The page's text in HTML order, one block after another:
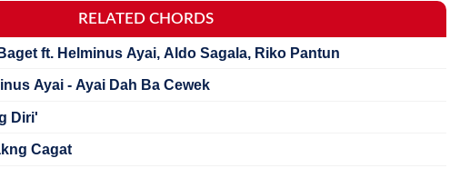
RELATED CHORDS
ft. Helminus Ayai, Aldo Sagala, Riko Pantun
Ayai - Ayai Dah Ba Cewek
Diri'
Cagat